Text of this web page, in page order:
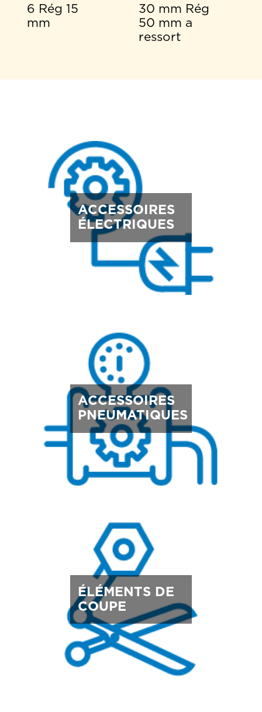
6 Rég 15
mm
30 mm Rég
50 mm a
ressort
ACCESSOIRES
ÉLECTRIQUES
ACCESSOIRES
PNEUMATIQUES
ÉLÉMENTS DE
COUPE